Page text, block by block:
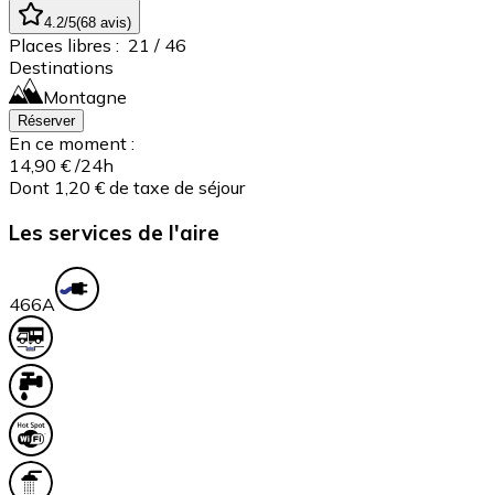
4.2/5(68 avis)
Places libres : 21 / 46
Destinations
Montagne
Réserver
En ce moment :
14,90 € /24h
Dont 1,20 € de taxe de séjour
Les services de l'aire
466A